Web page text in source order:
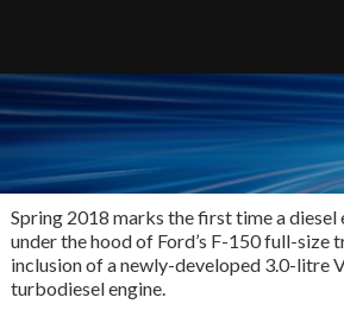
Spring 2018 marks the first time a diesel
under the hood of Ford’s F-150 full-size
inclusion of a newly-developed 3.0-litre
turbodiesel engine.